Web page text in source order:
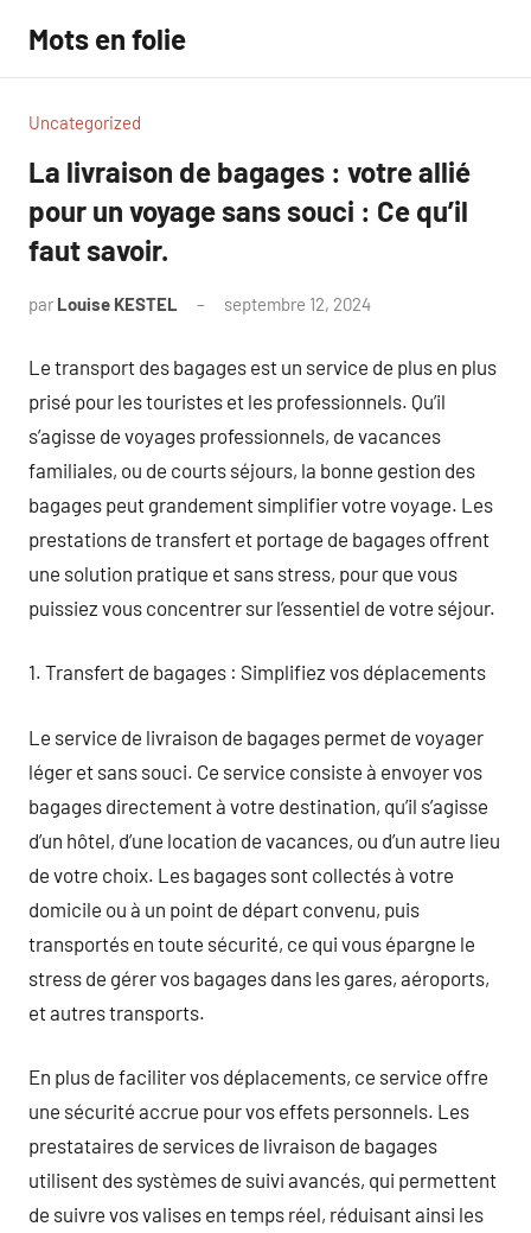
contenu
Mots en folie
Uncategorized
La livraison de bagages : votre allié
pour un voyage sans souci : Ce qu’il
faut savoir.
par Louise KESTEL septembre 12, 2024
Le transport des bagages est un service de plus en plus
prisé pour les touristes et les professionnels. Qu’il
s’agisse de voyages professionnels, de vacances
familiales, ou de courts séjours, la bonne gestion des
bagages peut grandement simplifier votre voyage. Les
prestations de transfert et portage de bagages offrent
une solution pratique et sans stress, pour que vous
puissiez vous concentrer sur l’essentiel de votre séjour.
1. Transfert de bagages : Simplifiez vos déplacements
Le service de livraison de bagages permet de voyager
léger et sans souci. Ce service consiste à envoyer vos
bagages directement à votre destination, qu’il s’agisse
d’un hôtel, d’une location de vacances, ou d’un autre lieu
de votre choix. Les bagages sont collectés à votre
domicile ou à un point de départ convenu, puis
transportés en toute sécurité, ce qui vous épargne le
stress de gérer vos bagages dans les gares, aéroports,
et autres transports.
En plus de faciliter vos déplacements, ce service offre
une sécurité accrue pour vos effets personnels. Les
prestataires de services de livraison de bagages
utilisent des systèmes de suivi avancés, qui permettent
de suivre vos valises en temps réel, réduisant ainsi les